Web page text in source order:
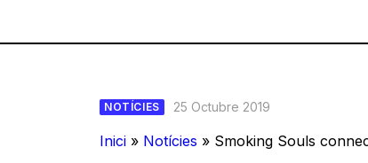
NOTÍCIES 25 Octubre 2019
Inici » Notícies » Smoking Souls